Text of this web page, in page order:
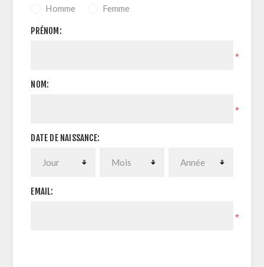
Homme Femme
PRÉNOM:
*
NOM:
*
DATE DE NAISSANCE:
EMAIL:
*